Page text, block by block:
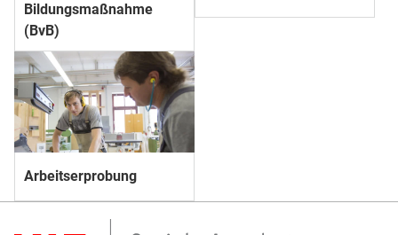
Bildungs­­maßnahme
(BvB)
Arbeitserprobung